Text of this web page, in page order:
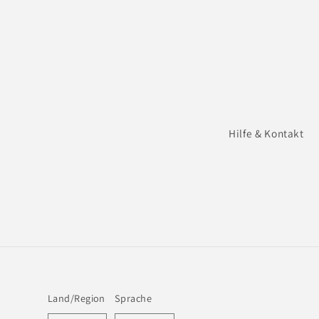
Hilfe & Kontakt
Land/Region Sprache